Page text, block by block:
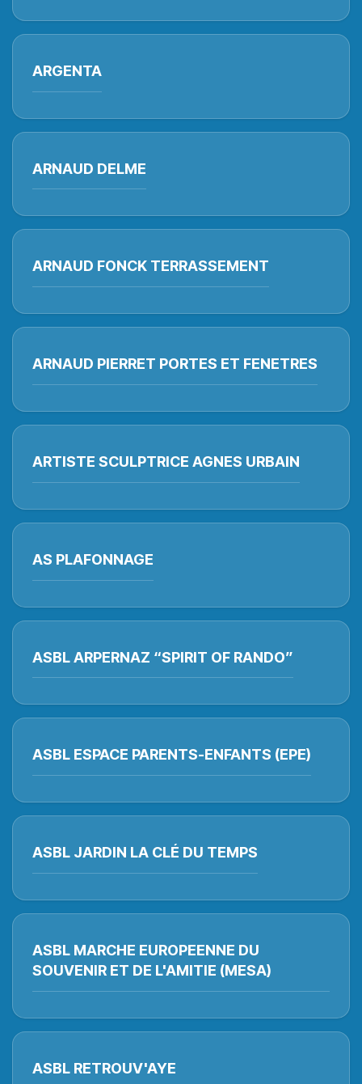
ARGENTA
ARNAUD DELME
ARNAUD FONCK TERRASSEMENT
ARNAUD PIERRET PORTES ET FENETRES
ARTISTE SCULPTRICE AGNES URBAIN
AS PLAFONNAGE
ASBL ARPERNAZ “SPIRIT OF RANDO”
ASBL ESPACE PARENTS-ENFANTS (EPE)
ASBL JARDIN LA CLÉ DU TEMPS
ASBL MARCHE EUROPEENNE DU
SOUVENIR ET DE L'AMITIE (MESA)
ASBL RETROUV'AYE